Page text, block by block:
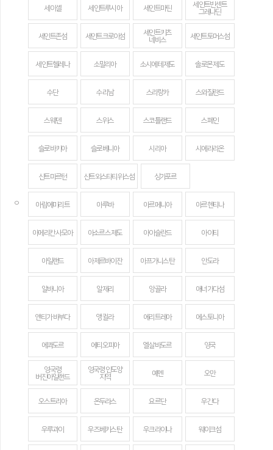
세이셸 세인트루시아 세인트마틴
세인트빈센트
그레나딘
세인트존섬 세인트크로이섬
세인트키츠
네비스
세인트토머스섬
세인트헬레나 소말리아 소시에테 제도 솔로몬 제도
수단 수리남 스리랑카 스와질란드
스웨덴 스위스 스코틀랜드 스페인
슬로바키아 슬로베니아 시리아 시에라리온
신트마르턴 신트외스타티위스섬 싱가포르
ㅇ 아랍에미리트 아루바 아르메니아 아르헨티나
아메리칸 사모아 아소르스 제도 아이슬란드 아이티
아일랜드 아제르바이잔 아프가니스탄 안도라
알바니아 알제리 앙골라 애너가다섬
앤티가 바부다 앵귈라 에리트레아 에스토니아
에콰도르 에티오피아 엘살바도르 영국
영국령
버진아일랜드
영국령 인도양
지역
예멘 오만
오스트리아 온두라스 요르단 우간다
우루과이 우즈베키스탄 우크라이나 웨이크섬